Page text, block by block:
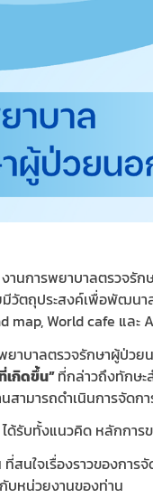
านการพยาบาลตรวจรัก
วัตถุประสงค์เพื่อพัฒนา
map, World cafe แล
าบาลตรวจรักษาผู้ป่วย
เกิดขึ้น”ที่กล่าวถึงทักษะ
สามารถดำเนินการจัดก
รับทั้งแนวคิด หลักการ
นใจเรื่องราวของการ
บหน่วยงานของท่าน